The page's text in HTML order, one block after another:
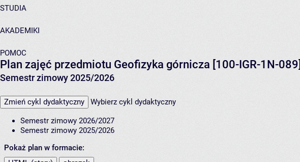
STUDIA
AKADEMIKI
POMOC
Plan zajęć przedmiotu Geofizyka górnicza [100-IGR-1N-089]
Semestr zimowy 2025/2026
Zmień cykl dydaktyczny Wybierz cykl dydaktyczny
Semestr zimowy 2026/2027
Semestr zimowy 2025/2026
Pokaż plan w formacie: